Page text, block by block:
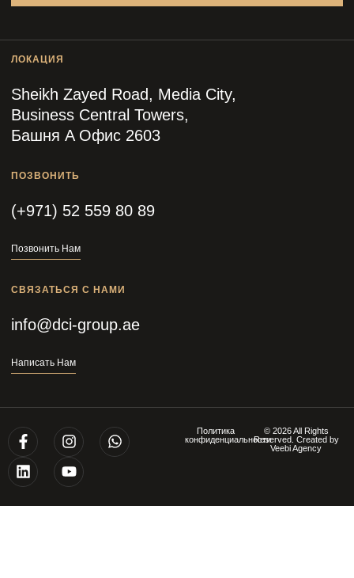
ЛОКАЦИЯ
Sheikh Zayed Road, Media City,
Business Central Towers,
Башня A Офис 2603
ПОЗВОНИТЬ
(+971) 52 559 80 89
Позвонить Нам
СВЯЗАТЬСЯ С НАМИ
info@dci-group.ae
Написать Нам
Политика
конфиденциальности
© 2026 All Rights
Reserved. Created by
Veebi Agency